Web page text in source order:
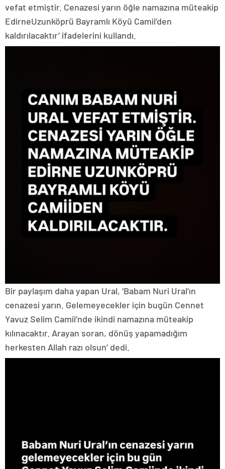
vefat etmiştir. Cenazesi yarın öğle namazına müteakip
EdirneUzunköprü Bayramlı Köyü Camii’den
kaldırılacaktır’ ifadelerini kullandı.
Bir paylaşım daha yapan Ural, ‘Babam Nuri Ural’ın
cenazesi yarın. Gelemeyecekler için bugün Cennet
Yavuz Selim Camii’nde ikindi namazına müteakip
kılınacaktır. Arayan soran, dönüş yapamadığım
herkesten Allah razı olsun’ dedi.